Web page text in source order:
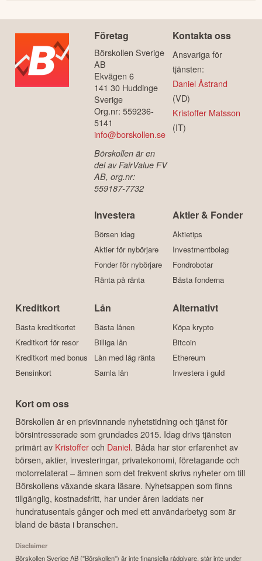
Företag
Börskollen Sverige
AB
Ekvägen 6
141 30 Huddinge
Sverige
Org.nr: 559236-
5141
info@borskollen.se
Börskollen är en
del av FairValue FV
AB, org.nr:
559187-7732
Kontakta oss
Ansvariga för
tjänsten:
Daniel Åstrand
(VD)
Kristoffer Matsson
(IT)
Investera
Börsen idag
Aktier för nybörjare
Fonder för nybörjare
Ränta på ränta
Aktier & Fonder
Aktietips
Investmentbolag
Fondrobotar
Bästa fonderna
Kreditkort
Bästa kreditkortet
Kreditkort för resor
Kreditkort med bonus
Bensinkort
Lån
Bästa lånen
Billiga lån
Lån med låg ränta
Samla lån
Alternativt
Köpa krypto
Bitcoin
Ethereum
Investera i guld
Kort om oss
Börskollen är en prisvinnande nyhetstidning och tjänst för
börsintresserade som grundades 2015. Idag drivs tjänsten
primärt av Kristofferoch Daniel. Båda har stor erfarenhet av
börsen, aktier, investeringar, privatekonomi, företagande och
motorrelaterat – ämnen som det frekvent skrivs nyheter om till
Börskollens växande skara läsare. Nyhetsappen som finns
tillgänglig, kostnadsfritt, har under åren laddats ner
hundratusentals gånger och med ett användarbetyg som är
bland de bästa i branschen.
Disclaimer
Börskollen Sverige AB ("Börskollen") är inte finansiella rådgivare, står inte under